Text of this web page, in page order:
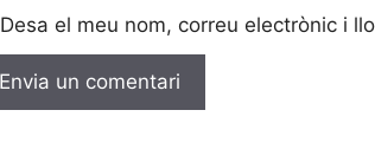
Desa el meu nom, correu electrònic i